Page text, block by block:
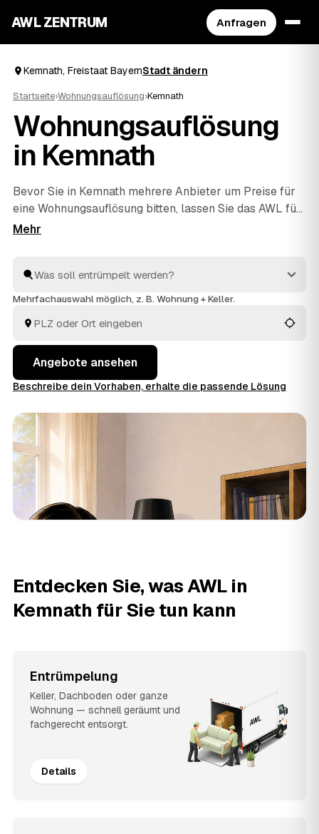
AWL ZENTRUM Anfragen
Kemnath, Freistaat BayernStadt ändern
Startseite›Wohnungsauflösung›Kemnath
Wohnungsauflösung
in Kemnath
Bevor Sie in Kemnath mehrere Anbieter um Preise für
eine Wohnungsauflösung bitten, lassen Sie das AWL für
Sie übernehmen. Sie geben einmal an, was geräumt
Vergleich. Sie kümmern sich um die komplette
Räumung, die fachgerechte Entsorgung und die
vergleichbar und ohne langes Suchen.
Mehrfachauswahl möglich, z. B. Wohnung + Keller.
Angebote ansehen
Beschreibe dein Vorhaben, erhalte die passende Lösung
Entdecken Sie, was AWL in
Kemnath für Sie tun kann
Entrümpelung
Keller, Dachboden oder ganze
Wohnung — schnell geräumt und
fachgerecht entsorgt.
Details